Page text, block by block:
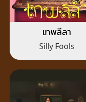
เทพลีลา
Silly Fools